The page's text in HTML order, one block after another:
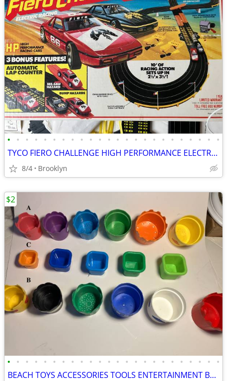
• • • • • • • • • • • • • • • • • • • • • • • •
TYCO FIERO CHALLENGE HIGH PERFORMANCE ELECTRIC SLOT CAR SET LAP COUNT
8/4 Brooklyn
• • • • • • • • • • • • • • • • • • • • • • • •
BEACH TOYS ACCESSORIES TOOLS ENTERTAINMENT BREAKAWAY KIDS OUTDOOR FUN
$2